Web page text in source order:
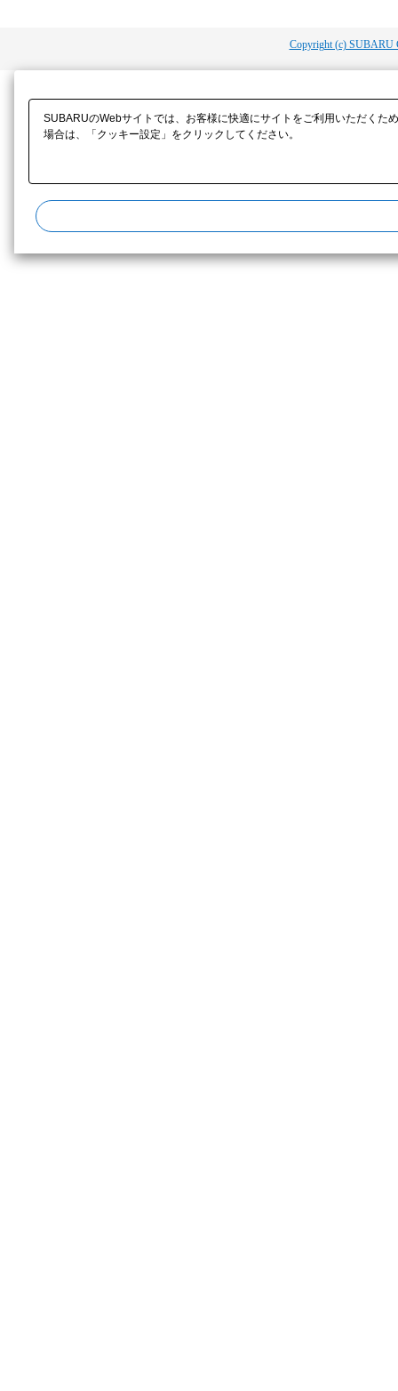
Copyright (c) SUBARU
SUBARUのWebサイトでは、お客様に快適にサイトをご利用いただく
場合は、「クッキー設定」をクリックしてください。​